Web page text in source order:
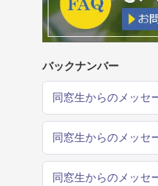
バックナンバー
同窓生からのメッセ
同窓生からのメッセ
同窓生からのメッセ